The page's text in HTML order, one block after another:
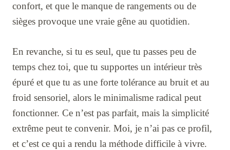
confort, et que le manque de rangements ou de
sièges provoque une vraie gêne au quotidien.
En revanche, si tu es seul, que tu passes peu de
temps chez toi, que tu supportes un intérieur très
épuré et que tu as une forte tolérance au bruit et au
froid sensoriel, alors le minimalisme radical peut
fonctionner. Ce n’est pas parfait, mais la simplicité
extrême peut te convenir. Moi, je n’ai pas ce profil,
et c’est ce qui a rendu la méthode difficile à vivre.